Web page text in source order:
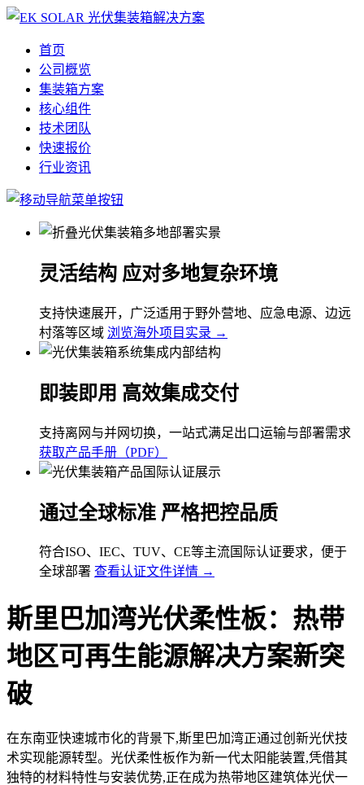
首页
公司概览
集装箱方案
核心组件
技术团队
快速报价
行业资讯
灵活结构 应对多地复杂环境
支持快速展开，广泛适用于野外营地、应急电源、边远
村落等区域 浏览海外项目实录 →
即装即用 高效集成交付
支持离网与并网切换，一站式满足出口运输与部署需求
获取产品手册（PDF）
通过全球标准 严格把控品质
符合ISO、IEC、TUV、CE等主流国际认证要求，便于
全球部署 查看认证文件详情 →
斯里巴加湾光伏柔性板：热带
地区可再生能源解决方案新突
破
在东南亚快速城市化的背景下,斯里巴加湾正通过创新光伏技
术实现能源转型。光伏柔性板作为新一代太阳能装置,凭借其
独特的材料特性与安装优势,正在成为热带地区建筑体光伏一